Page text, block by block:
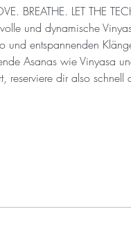
BREATHE. LET THE
und dynamische
und entspannenden
Asanas wie Vinyasa
reserviere dir also schnell